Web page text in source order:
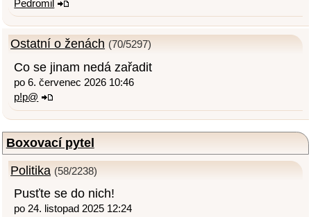
Pedromil
Ostatní o ženách (70/5297)
Co se jinam nedá zařadit
po 6. červenec 2026 10:46
p!p@
Boxovací pytel
Politika (58/2238)
Pusťte se do nich!
po 24. listopad 2025 12:24